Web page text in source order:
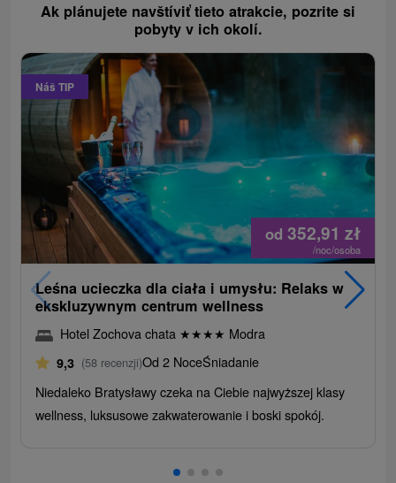
Ak plánujete navštíviť tieto atrakcie, pozrite si
pobyty v ich okolí.
Náš TIP
od 352,91zł
/noc/osoba
Leśna ucieczka dla ciała i umysłu: Relaks w
ekskluzywnym centrum wellness
Hotel Zochova chata ★★★★ Modra
9,3 (58 recenzji)Od 2 NoceŚniadanie
Niedaleko Bratysławy czeka na Ciebie najwyższej klasy
wellness, luksusowe zakwaterowanie i boski spokój.